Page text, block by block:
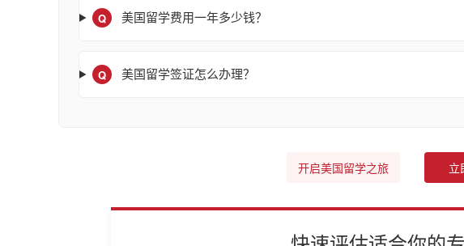
Q 美国留学费用一年多少钱？
Q 美国留学签证怎么办理？
开启美国留学之旅 立